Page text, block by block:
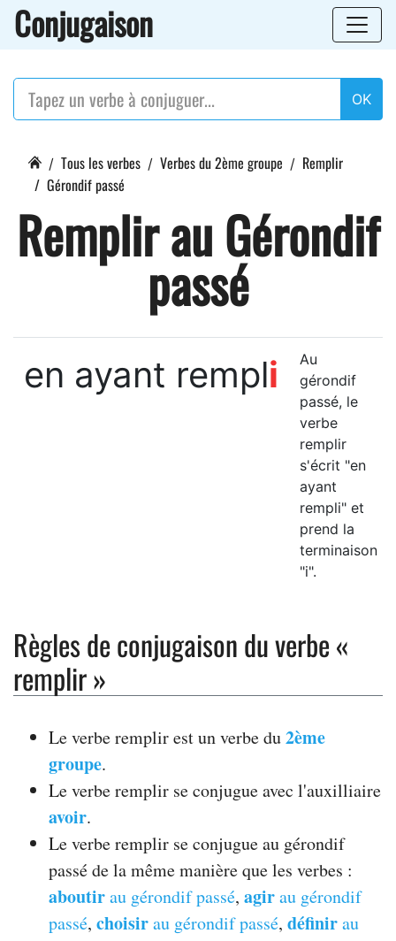
Conjugaison
OK
Tous les verbes Verbes du 2ème groupe
Remplir
Gérondif passé
Remplir au Gérondif
passé
en ayant rempli
Au
gérondif
passé, le
verbe
remplir
s'écrit "en
ayant
rempli" et
prend la
terminaison
"i".
Règles de conjugaison du verbe «
remplir »
Le verbe remplir est un verbe du2ème
groupe.
Le verbe remplir se conjugue avec l'auxilliaire
avoir.
Le verbe remplir se conjugue au gérondif
passé de la même manière que les verbes :
aboutirau gérondif passé, agirau gérondif
passé, choisirau gérondif passé, définirau